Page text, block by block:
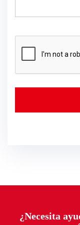
¿Necesita